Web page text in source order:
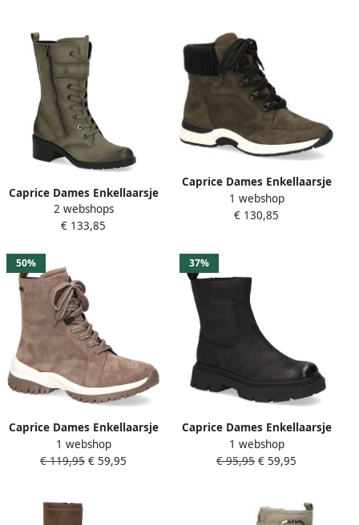
Caprice Dames Enkellaarsje
9-25103-41 771 G-breedte
2 webshops
€ 133,85
Caprice Dames Enkellaarsje
9 9 25255 29 711 G breedte
1 webshop
€ 130,85
50%
Caprice Dames Enkellaarsje
9 9 26259 29 225 G breedte
1 webshop
€ 119,95 € 59,95
37%
Caprice Dames Enkellaarsje
9 9 25472 29 008 G breedte
1 webshop
€ 95,95 € 59,95